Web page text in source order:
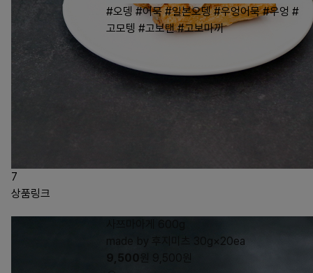
7
#오뎅 #어묵 #일본오뎅 #우엉어묵 #우엉 #
고모텡 #고보탠 #고보마끼
상품링크
made by 후지미츠 30g×20ea